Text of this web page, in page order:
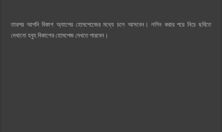
তারপর আপনি বিকাশ অ্যাপের হোমপেজেের মধ্যে চলে আসবেন। লগিন করার পরে নিচে ছবিতে
দেখানো হবুহ বিকাশের হোমপেজ দেখতে পারবেন।